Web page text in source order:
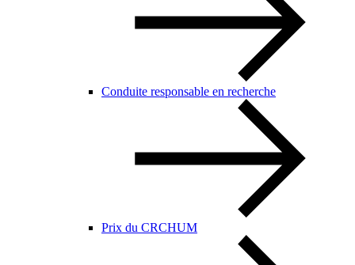
Conduite responsable en recherche
Prix du CRCHUM